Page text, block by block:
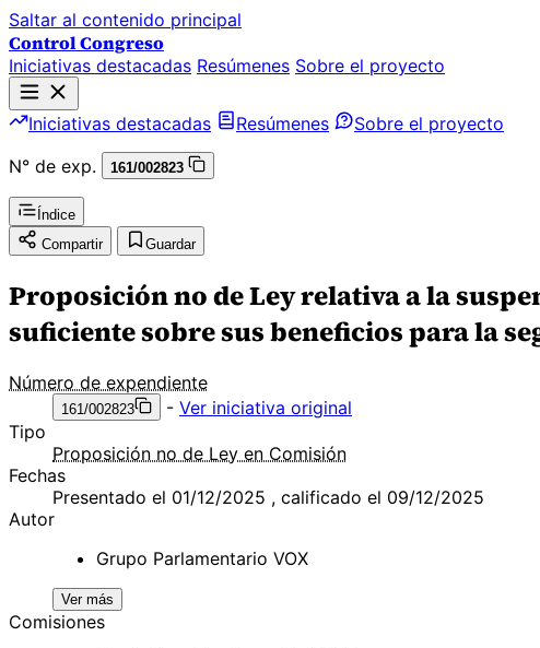
Saltar al contenido principal
Control Congreso
Iniciativas destacadas Resúmenes Sobre el proyecto
Iniciativas destacadas Resúmenes
Sobre el proyecto
N° de exp.
161/002823
Índice
Compartir
Guardar
Proposición no de Ley relativa a la
suficiente sobre sus beneficios para la
Número de expendiente
161/002823 - Ver iniciativa original
Tipo
Proposición no de Ley en Comisión
Fechas
Presentado el 01/12/2025 , calificado el 09/12/2025
Autor
Grupo Parlamentario VOX
Ver más
Comisiones